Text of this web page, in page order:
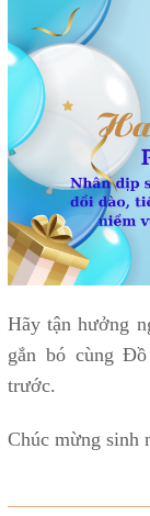
Hãy tận hưởng
gắn bó cùng
trước.
Chúc mừng sinh